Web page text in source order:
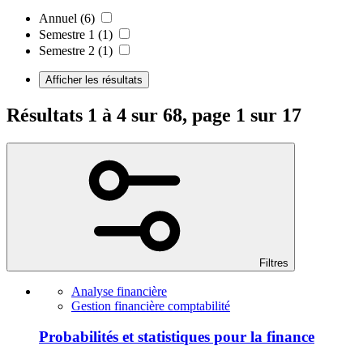
Annuel (6)
Semestre 1 (1)
Semestre 2 (1)
Afficher les résultats
Résultats 1 à 4 sur 68, page 1 sur 17
Filtres
Analyse financière
Gestion financière comptabilité
Probabilités et statistiques pour la finance